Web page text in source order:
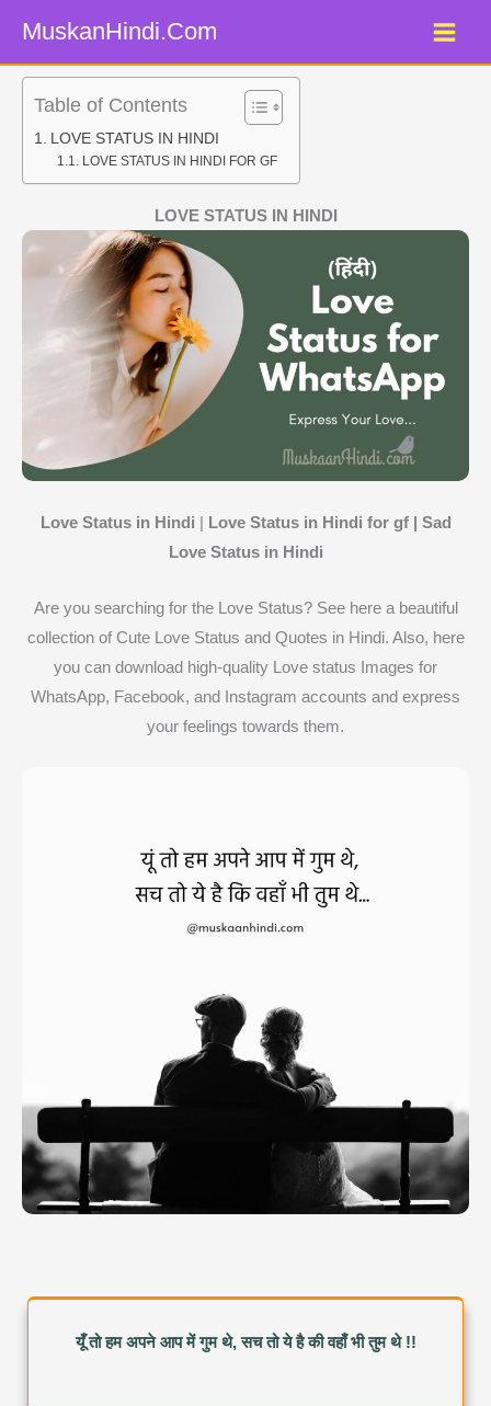
content
MuskanHindi.Com
Table of Contents
LOVE STATUS IN HINDI
LOVE STATUS IN HINDI FOR GF
LOVE STATUS IN HINDI
Love Status in Hindi | Love Status in Hindi for gf | Sad
Love Status in Hindi
Are you searching for the Love Status? See here a beautiful
collection of Cute Love Status and Quotes in Hindi. Also, here
you can download high-quality Love status Images for
WhatsApp, Facebook, and Instagram accounts and express
your feelings towards them.
यूँ तो हम अपने आप में गुम थे, सच तो ये है की वहाँ भी तुम थे !!